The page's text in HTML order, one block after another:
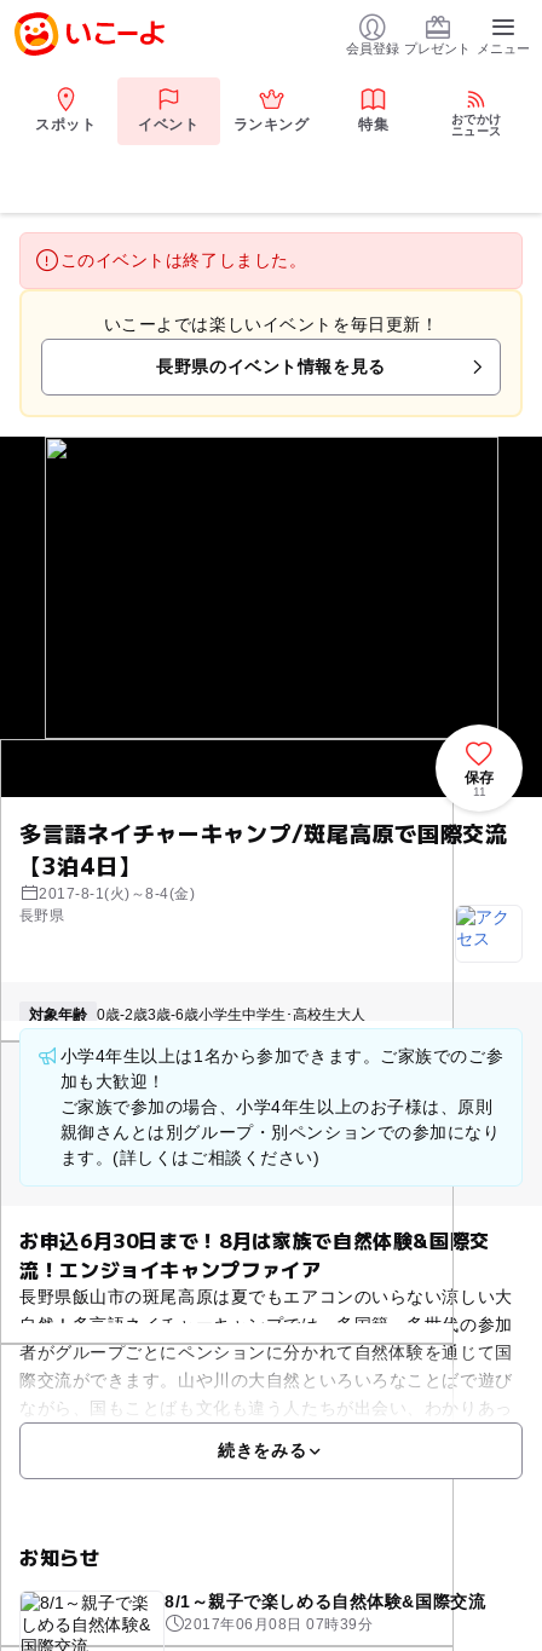
会員登録 プレゼント メニュー
スポット イベント ランキング 特集
おでかけ
ニュース
このイベントは終了しました。
いこーよでは楽しいイベントを毎日更新！
長野県のイベント情報を見る
多言語ネイチャーキャンプ/斑尾高原で国際交流
【3泊4日】
2017-8-1(火)～8-4(金)
長野県
保存
11
対象年齢 0歳-2歳3歳-6歳小学生中学生･高校生大人
小学4年生以上は1名から参加できます。ご家族でのご参
加も大歓迎！
ご家族で参加の場合、小学4年生以上のお子様は、原則
親御さんとは別グループ・別ペンションでの参加になり
ます。(詳しくはご相談ください)
お申込6月30日まで！8月は家族で自然体験&国際交
流！エンジョイキャンプファイア
長野県飯山市の斑尾高原は夏でもエアコンのいらない涼しい大
自然！多言語ネイチャーキャンプでは、多国籍・多世代の参加
者がグループごとにペンションに分かれて自然体験を通じて国
際交流ができます。山や川の大自然といろいろなことばで遊び
ながら、国もことばも文化も違う人たちが出会い、わかりあっ
続きをみる
お知らせ
8/1～親子で楽しめる自然体験&国際交流
2017年06月08日 07時39分